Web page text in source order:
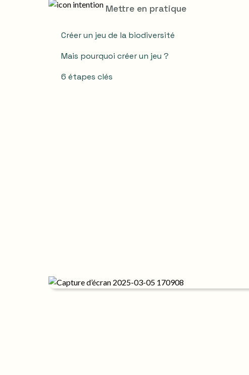
Mettre en pratique
Créer un jeu de la biodiversité
Mais pourquoi créer un jeu ?
6 étapes clés